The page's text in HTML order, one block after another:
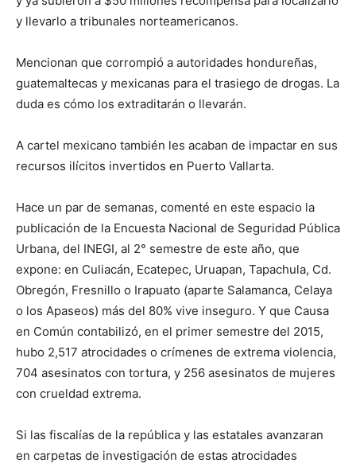
y llevarlo a tribunales norteamericanos.
Mencionan que corrompió a autoridades hondureñas,
guatemaltecas y mexicanas para el trasiego de drogas. La
duda es cómo los extraditarán o llevarán.
A cartel mexicano también les acaban de impactar en sus
recursos ilícitos invertidos en Puerto Vallarta.
Hace un par de semanas, comenté en este espacio la
publicación de la Encuesta Nacional de Seguridad Pública
Urbana, del INEGI, al 2° semestre de este año, que
expone: en Culiacán, Ecatepec, Uruapan, Tapachula, Cd.
Obregón, Fresnillo o Irapuato (aparte Salamanca, Celaya
o los Apaseos) más del 80% vive inseguro. Y que Causa
en Común contabilizó, en el primer semestre del 2015,
hubo 2,517 atrocidades o crímenes de extrema violencia,
704 asesinatos con tortura, y 256 asesinatos de mujeres
con crueldad extrema.
Si las fiscalías de la república y las estatales avanzaran
en carpetas de investigación de estas atrocidades